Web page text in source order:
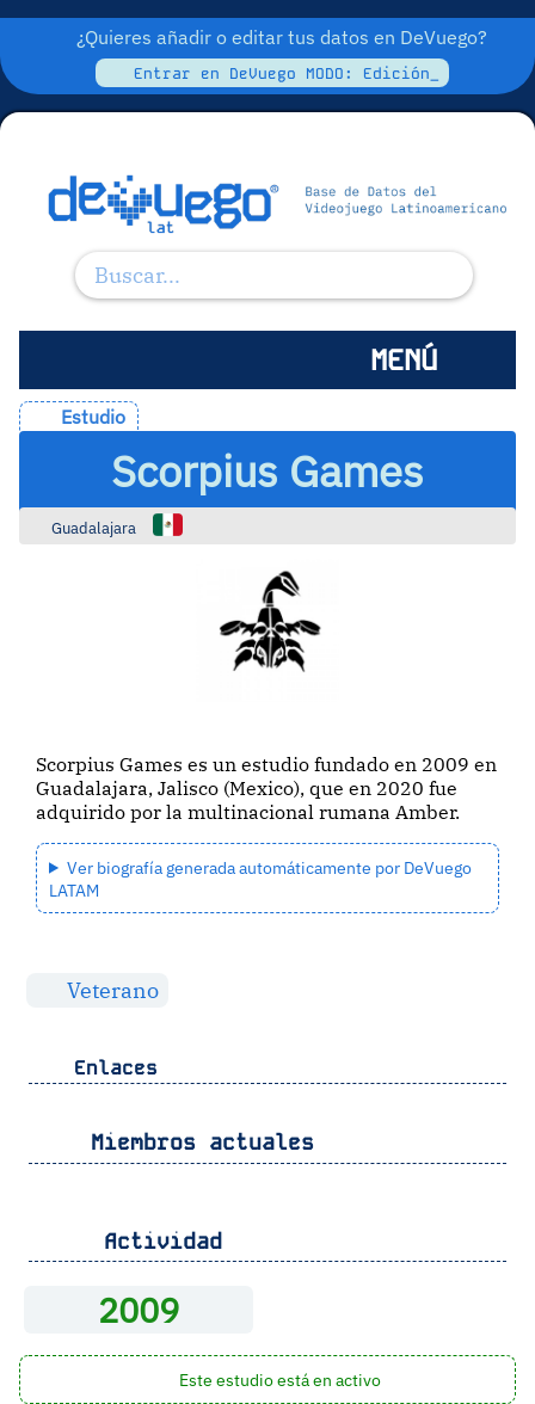
¿Quieres añadir o editar tus datos en DeVuego?
Entrar en DeVuego MODO: Edición_
MENÚ
Estudio
Scorpius Games
Guadalajara
Scorpius Games es un estudio fundado en 2009 en
Guadalajara, Jalisco (Mexico), que en 2020 fue
adquirido por la multinacional rumana Amber.
Ver biografía generada automáticamente por DeVuego
LATAM
Veterano
Enlaces
Miembros actuales
Actividad
2009
Este estudio está en activo